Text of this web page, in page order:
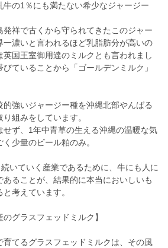
牛の1％にも満たない希少なジャージー
発祥で古くから守られてきたこのジャー
一濃いと言われるほど乳脂肪分が高いの
国王室御用達のミルクとも言われまし
ていることから「ゴールデンミルク」
強いジャージー種を沖縄北部やんばる
組みをしています。
せず、1年中青草の生える沖縄の温暖な気
少量のビール粕のみ。
いていく産業であるために、牛にも人に
あることが、結果的に本当においしいも
考えています。
のグラスフェッドミルク】
てるグラスフェッドミルクは、その風